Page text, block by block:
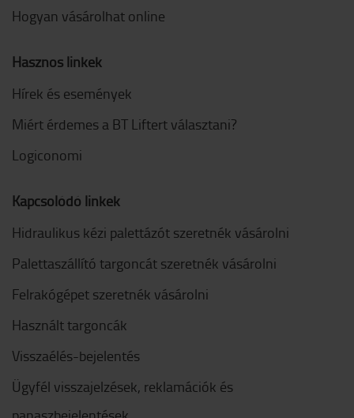
Hogyan vásárolhat online
Hasznos linkek
Hírek és események
Miért érdemes a BT Liftert választani?
Logiconomi
Kapcsolódó linkek
Hidraulikus kézi palettázót szeretnék vásárolni
Palettaszállító targoncát szeretnék vásárolni
Felrakógépet szeretnék vásárolni
Használt targoncák
Visszaélés-bejelentés
Ügyfél visszajelzések, reklamációk és